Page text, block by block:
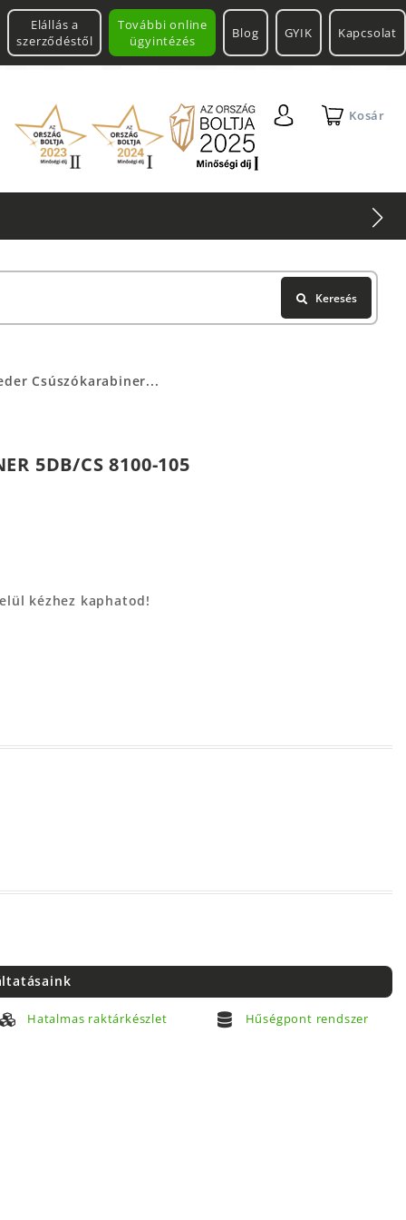
További online
ügyintézés
Elállás a
szerződéstől
Blog GYIK Kapcsolat
Kosár
Keresés
Csúszókarabiner...
5DB/CS 8100-105
kézhez kaphatod!
Hatalmas raktárkészlet Hűségpont rendszer